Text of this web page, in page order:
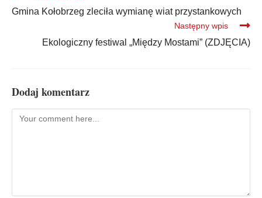
Gmina Kołobrzeg zleciła wymianę wiat przystankowych
Następny wpis
Ekologiczny festiwal „Między Mostami” (ZDJĘCIA)
Dodaj komentarz